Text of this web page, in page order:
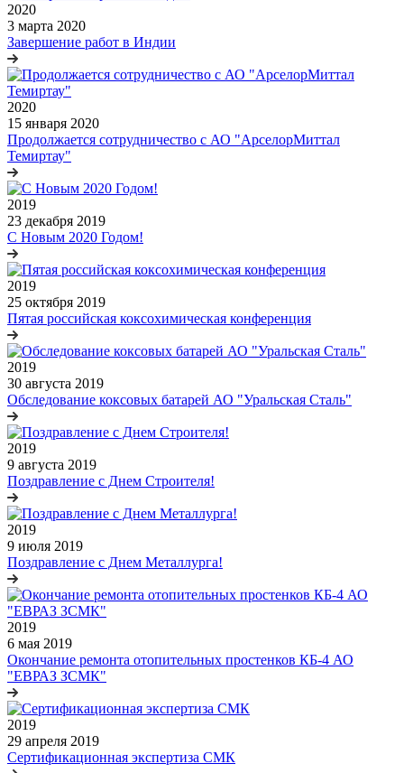
2020
3 марта 2020
Завершение работ в Индии
2020
15 января 2020
Продолжается сотрудничество с АО "АрселорМиттал
Темиртау"
2019
23 декабря 2019
С Новым 2020 Годом!
2019
25 октября 2019
Пятая российская коксохимическая конференция
2019
30 августа 2019
Обследование коксовых батарей АО "Уральская Сталь"
2019
9 августа 2019
Поздравление с Днем Строителя!
2019
9 июля 2019
Поздравление с Днем Металлурга!
2019
6 мая 2019
Окончание ремонта отопительных простенков КБ-4 АО
"ЕВРАЗ ЗСМК"
2019
29 апреля 2019
Сертификационная экспертиза СМК